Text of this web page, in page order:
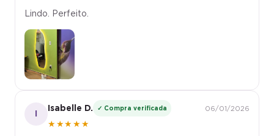
Lindo. Perfeito.
I
Isabelle D. ✓ Compra verificada
★★★★★
06/01/2026